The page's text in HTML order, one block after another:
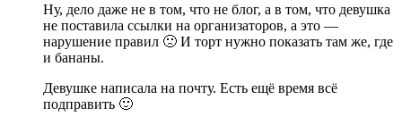
Ну, дело даже не в том, что не блог, а в том, что девушка
не поставила ссылки на организаторов, а это —
нарушение правил 🙁 И торт нужно показать там же, где
и бананы.
Девушке написала на почту. Есть ещё время всё
подправить 🙂